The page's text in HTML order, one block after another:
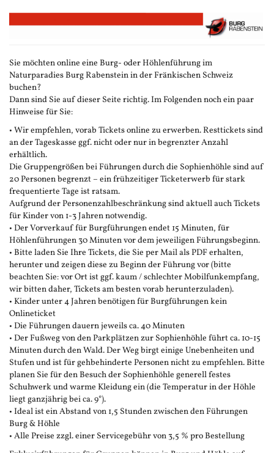
Zum
Haupt-
Sie möchten online eine Burg- oder Höhlenführung im
Naturparadies Burg Rabenstein in der Fränkischen Schweiz
buchen?
Dann sind Sie auf dieser Seite richtig. Im Folgenden noch ein paar
Hinweise für Sie:
• Wir empfehlen, vorab Tickets online zu erwerben. Resttickets sind
an der Tageskasse ggf. nicht oder nur in begrenzter Anzahl
erhältlich.
Die Gruppengrößen bei Führungen durch die Sophienhöhle sind auf
20 Personen begrenzt – ein frühzeitiger Ticketerwerb für stark
frequentierte Tage ist ratsam.
Aufgrund der Personenzahlbeschränkung sind aktuell auch Tickets
für Kinder von 1-3 Jahren notwendig.
• Der Vorverkauf für Burgführungen endet 15 Minuten, für
Höhlenführungen 30 Minuten vor dem jeweiligen Führungsbeginn.
• Bitte laden Sie Ihre Tickets, die Sie per Mail als PDF erhalten,
herunter und zeigen diese zu Beginn der Führung vor (bitte
beachten Sie: vor Ort ist ggf. kaum / schlechter Mobilfunkempfang,
wir bitten daher, Tickets am besten vorab herunterzuladen).
• Kinder unter 4 Jahren benötigen für Burgführungen kein
Onlineticket
• Die Führungen dauern jeweils ca. 40 Minuten
• Der Fußweg von den Parkplätzen zur Sophienhöhle führt ca. 10-15
Minuten durch den Wald. Der Weg birgt einige Unebenheiten und
Stufen und ist für gehbehinderte Personen nicht zu empfehlen. Bitte
planen Sie für den Besuch der Sophienhöhle generell festes
Schuhwerk und warme Kleidung ein (die Temperatur in der Höhle
liegt ganzjährig bei ca. 9°).
• Ideal ist ein Abstand von 1,5 Stunden zwischen den Führungen
Burg & Höhle
• Alle Preise zzgl. einer Servicegebühr von 3,5 % pro Bestellung